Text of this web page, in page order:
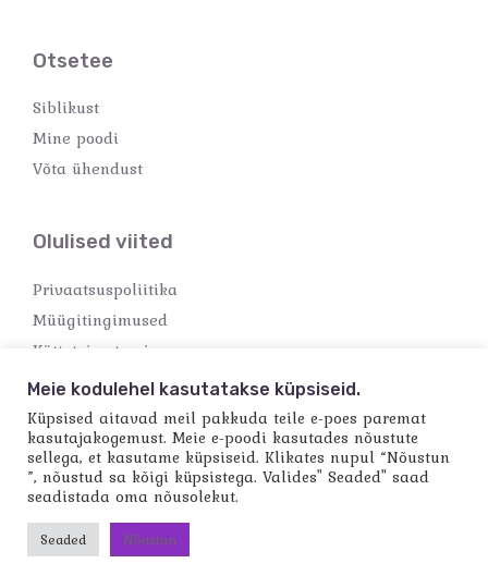
Otsetee
Siblikust
Mine poodi
Võta ühendust
Olulised viited
Privaatsuspoliitika
Müügitingimused
Kättetoimetamine
Makseviisid
Copyright © 2026 Käsitööpood Siblik
Powered by Käsitööpood Siblik
Meie kodulehel kasutatakse küpsiseid.
Küpsised aitavad meil pakkuda teile e-poes paremat
kasutajakogemust. Meie e-poodi kasutades nõustute
sellega, et kasutame küpsiseid. Klikates nupul “Nõustun
”, nõustud sa kõigi küpsistega. Valides" Seaded" saad
seadistada oma nõusolekut.
Seaded Nõustun